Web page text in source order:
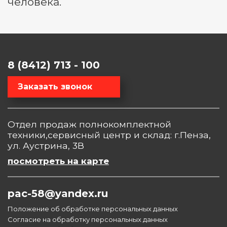
8 (8412) 713 - 100
Заказать звонок
Отдел продаж полнокомплектной
техники,сервисный центр и склад: г.Пенза,
ул. Аустрина, 3В
посмотреть на карте
pac-58@yandex.ru
Положение об обработке персональных данных
Согласие на обработку персональных данных